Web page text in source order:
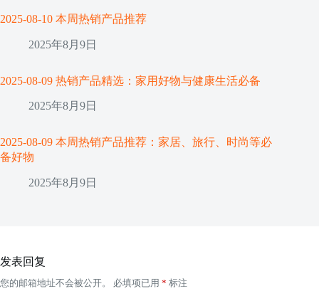
2025-08-10 本周热销产品推荐
2025年8月9日
2025-08-09 热销产品精选：家用好物与健康生活必备
2025年8月9日
2025-08-09 本周热销产品推荐：家居、旅行、时尚等必
备好物
2025年8月9日
发表回复
您的邮箱地址不会被公开。 必填项已用 * 标注